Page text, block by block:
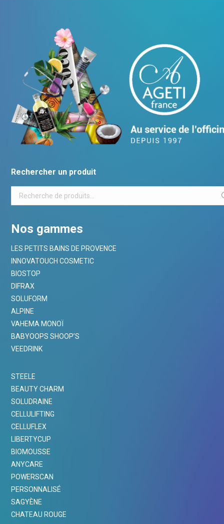
Rechercher un produit
Nos gammes
LES PETITS BAINS DE PROVENCE
INNOVATOUCH COSMETIC
BIOSTOP
DIFRAX
SOLUFORM
ALPINE
VAHEMA MONOÏ
BABYOOPS SHOOP’S
VEEDRINK
STEELE
BEAUTY CHARM
SOLUDRAINE
CELLULIFTING
CELLUFLEX
LIBERTYCUP
BIOMOUSSE
ANYCARE
POWERSCAN
PERSONNALISÉ
SAGYÈNE
CHATEAU ROUGE